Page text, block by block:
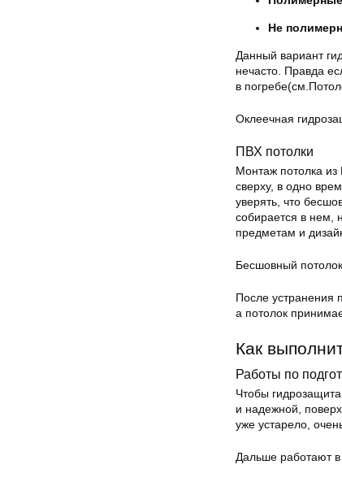
Не
Данный вариант
нечасто. Правда
в
Оклеечная
ПВХ потолки
Монтаж потолка
сверху, в одно
уверять, что
собирается в нем,
предметам и
Бесшовный
После устранения
а потолок
Как
Работы по
Чтобы
и надежной,
уже устарело,
Дальше работают в